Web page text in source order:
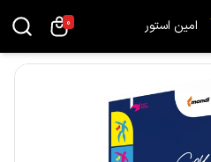
امین استور 0